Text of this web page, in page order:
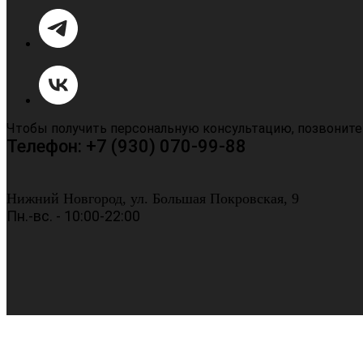
Чтобы получить персональную консультацию,
Телефон: +7 (930) 070-99-88
Нижний Новгород, ул. Большая Покровская, 9
Пн.-вс. - 10:00-22:00